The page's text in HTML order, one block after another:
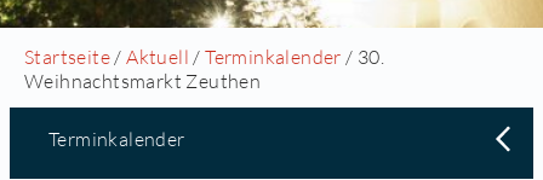
Startseite /Aktuell /Terminkalender / 30.
Weihnachtsmarkt Zeuthen
Terminkalender